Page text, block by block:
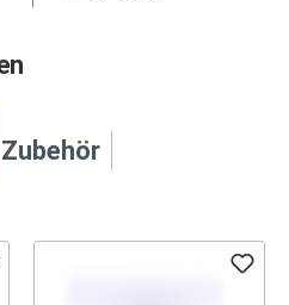
Zubehör